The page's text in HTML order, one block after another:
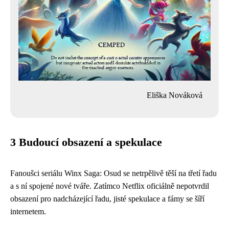
Eliška Nováková
3 Budoucí obsazení a spekulace
Fanoušci seriálu Winx Saga: Osud se netrpělivě těší na třetí řadu
a s ní spojené nové tváře. Zatímco Netflix oficiálně nepotvrdil
obsazení pro nadcházející řadu, jisté spekulace a fámy se šíří
internetem.